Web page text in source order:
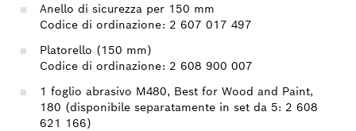
Anello di sicurezza per 150 mm
Codice di ordinazione: 2 607 017 497
Platorello (150 mm)
Codice di ordinazione: 2 608 900 007
1 foglio abrasivo M480, Best for Wood and Paint,
180 (disponibile separatamente in set da 5: 2 608
621 166)